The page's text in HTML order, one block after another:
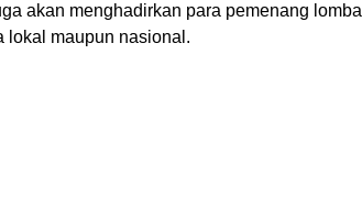
akan menghadirkan para pemenang lomba
lokal maupun nasional.